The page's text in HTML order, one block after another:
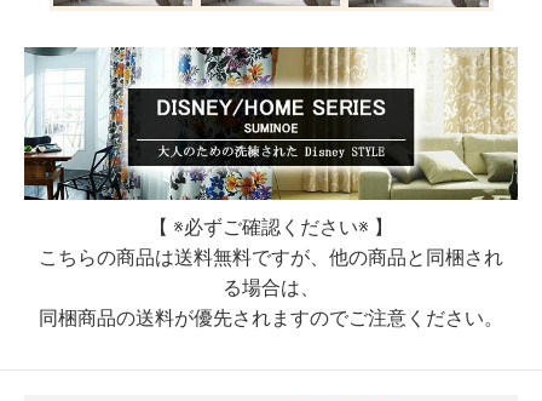
【 ※必ずご確認ください※ 】
こちらの商品は送料無料ですが、他の商品と同梱され
る場合は、
同梱商品の送料が優先されますのでご注意ください。